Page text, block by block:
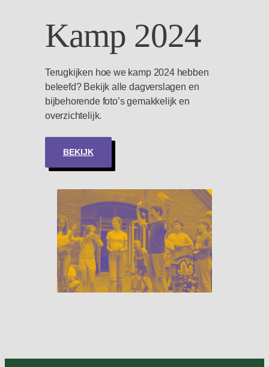
Kamp 2024
Terugkijken hoe we kamp 2024 hebben
beleefd? Bekijk alle dagverslagen en
bijbehorende foto’s gemakkelijk en
overzichtelijk.
BEKIJK